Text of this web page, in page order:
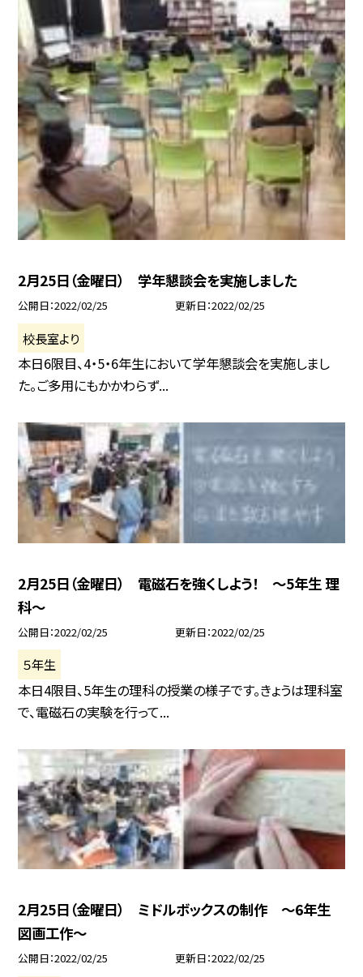
2月25日（金曜日） 学年懇談会を実施しました
公開日 2022/02/25 更新日 2022/02/25
校長室より
本日6限目、4・5・6年生において学年懇談会を実施しまし
た。ご多用にもかかわらず...
2月25日（金曜日） 電磁石を強くしよう！ 〜5年生 理
科〜
公開日 2022/02/25 更新日 2022/02/25
５年生
本日4限目、5年生の理科の授業の様子です。きょうは理科室
で、電磁石の実験を行って...
2月25日（金曜日） ミドルボックスの制作 〜6年生
図画工作〜
公開日 2022/02/25 更新日 2022/02/25